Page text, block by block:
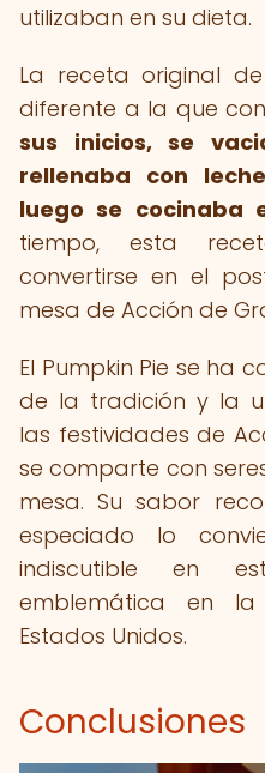
utilizaban en su dieta.
La receta original
diferente a la que
sus inicios, se
rellenaba con
luego se cocinaba
tiempo, esta
convertirse en el
mesa de Acción de
El Pumpkin Pie se ha
de la tradición y la
las festividades de
se comparte con
mesa. Su sabor
especiado lo
indiscutible en
emblemática en
Estados Unidos.
Conclusiones